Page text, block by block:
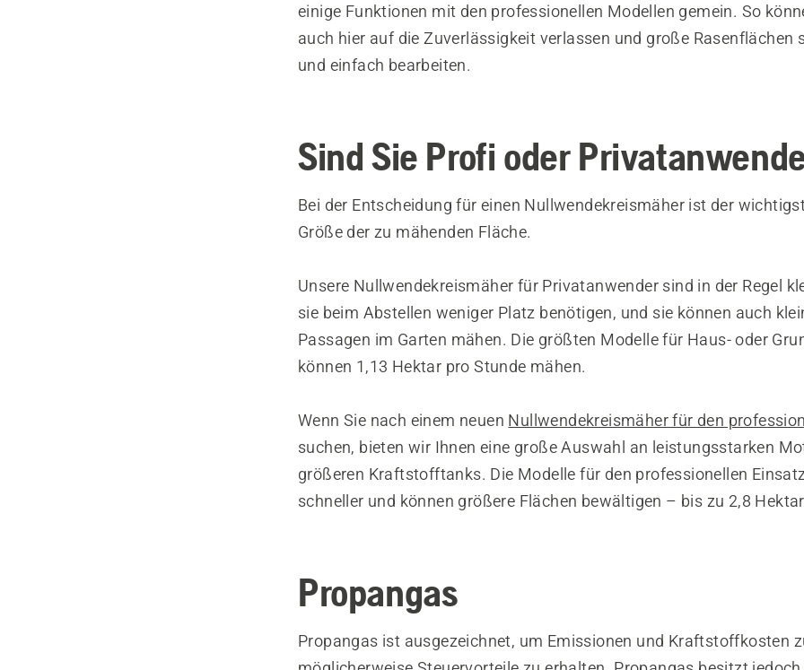
einige Funktionen mit den professionellen Modellen gemein. So
auch hier auf die Zuverlässigkeit verlassen und große Rasenflächen
und einfach bearbeiten.
Sind Sie Profi oder
Bei der Entscheidung für einen Nullwendekreismäher ist der
Größe der zu mähenden Fläche.
Unsere Nullwendekreismäher für Privatanwender sind in der Regel
sie beim Abstellen weniger Platz benötigen, und sie können auch
Passagen im Garten mähen. Die größten Modelle für Haus- oder
können 1,13 Hektar pro Stunde mähen.
Wenn Sie nach einem neuen Nullwendekreismäher für den
suchen, bieten wir Ihnen eine große Auswahl an leistungsstarken
größeren Kraftstofftanks. Die Modelle für den professionellen
schneller und können größere Flächen bewältigen – bis zu 2,8
Propangas
Propangas ist ausgezeichnet, um Emissionen und Kraftstoffkosten